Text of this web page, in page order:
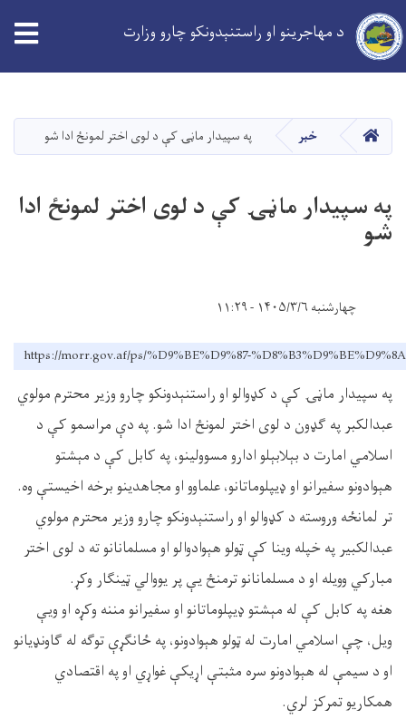
main
content
د مهاجرینو او راستنېدونکو چارو وزارت
کورپاڼه خبر په سپيدار ماڼۍ کې د لوی اختر لمونځ ادا شو
په سپيدار ماڼۍ کې د لوی اختر لمونځ ادا
شو
چهارشنبه ۱۴۰۵/۳/۶ - ۱۱:۲۹
https://morr.gov.af/ps/%D9%BE%D9%87-
په سپيدار ماڼۍ کې د کډوالو او راستنېدونکو چارو وزیر محترم مولوي
عبدالکبر په ګډون د لوی اختر لمونځ ادا شو. په دې مراسمو کې د
اسلامي امارت د بېلابېلو ادارو مسوولینو، په کابل کې د مېشتو
هېوادونو سفیرانو او ډیپلوماتانو، علماوو او مجاهدینو برخه اخیستې وه.
تر لمانځه وروسته د کډوالو او راستنېدونکو چارو وزیر محترم مولوي
عبدالکبیر په خپله وینا کې ټولو هېوادوالو او مسلمانانو ته د لوی اختر
مبارکي وویله او د مسلمانانو ترمنځ یې پر یووالي ټینګار وکړ.
هغه په کابل کې له مېشتو ډیپلوماتانو او سفیرانو مننه وکړه او ویې
ویل، چې اسلامي امارت له ټولو هېوادونو، په ځانګړې توګه له ګاونډیانو
او د سیمې له هېوادونو سره مثبتې اړیکې غواړي او په اقتصادي
همکاریو تمرکز لري.